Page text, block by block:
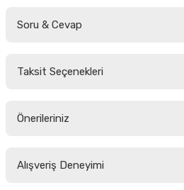
Soru & Cevap
Taksit Seçenekleri
Önerileriniz
yetersiz gördüğünüz noktaları öneri
Alışveriş Deneyimi